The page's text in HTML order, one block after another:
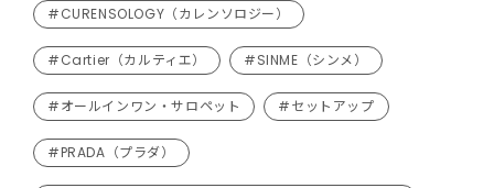
#CURENSOLOGY（カレンソロジー）
#Cartier（カルティエ） #SINME（シンメ）
#オールインワン・サロペット #セットアップ
#PRADA（プラダ）